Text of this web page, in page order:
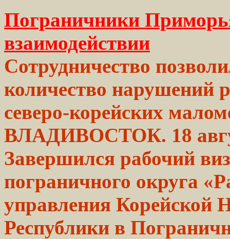
Пограничники
взаимодействии
Сотрудничество
количество нарушений
северо-корейских
ВЛАДИВОСТОК. 18
Завершился рабочий
пограничного округа
управления Корейской
Республики в